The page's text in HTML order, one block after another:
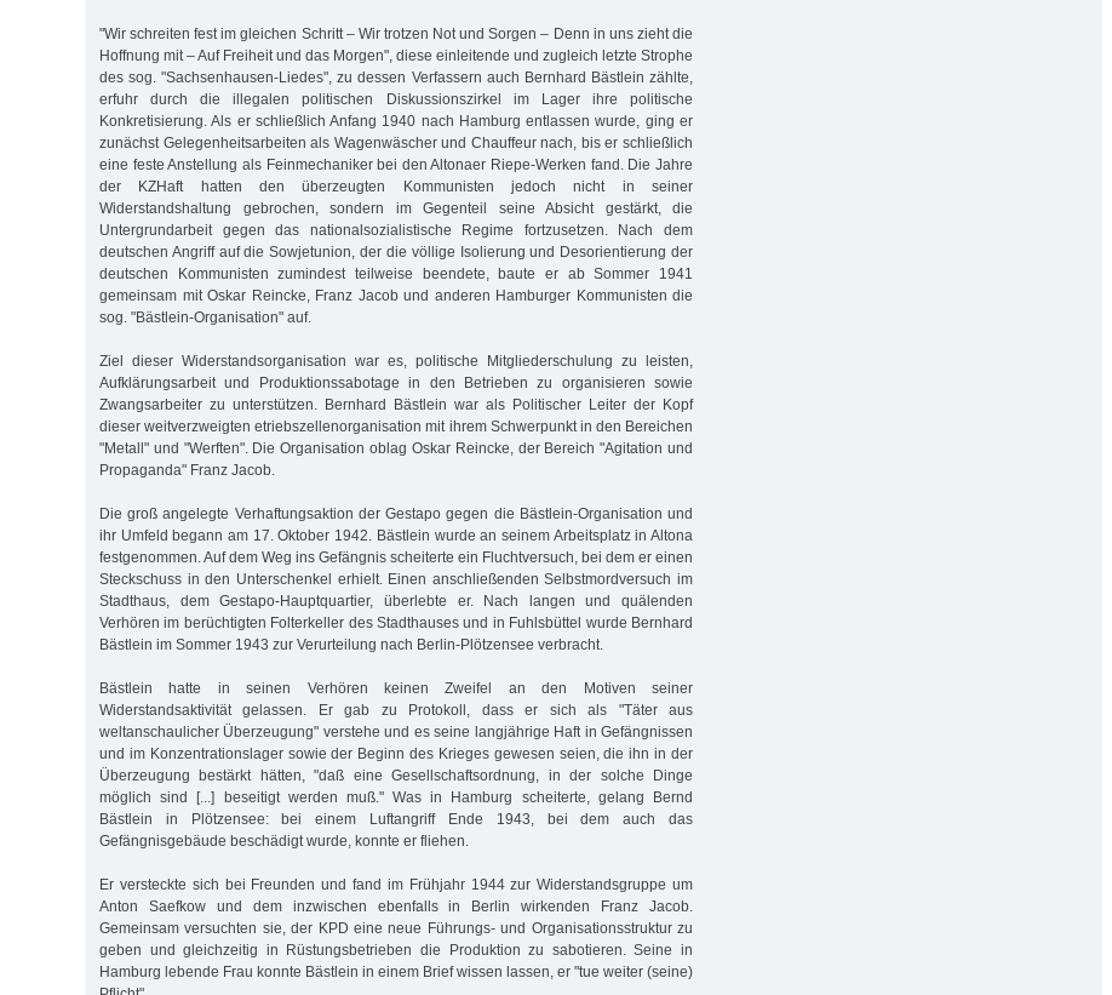
"Wir schreiten fest im gleichen Schritt – Wir trotzen Not und Sorgen – Denn in uns zieht die
Hoffnung mit – Auf Freiheit und das Morgen", diese einleitende und zugleich letzte Strophe
des sog. "Sachsenhausen-Liedes", zu dessen Verfassern auch Bernhard Bästlein zählte,
erfuhr durch die illegalen politischen Diskussionszirkel im Lager ihre politische
Konkretisierung. Als er schließlich Anfang 1940 nach Hamburg entlassen wurde, ging er
zunächst Gelegenheitsarbeiten als Wagenwäscher und Chauffeur nach, bis er schließlich
eine feste Anstellung als Feinmechaniker bei den Altonaer Riepe-Werken fand. Die Jahre
der KZHaft hatten den überzeugten Kommunisten jedoch nicht in seiner
Widerstandshaltung gebrochen, sondern im Gegenteil seine Absicht gestärkt, die
Untergrundarbeit gegen das nationalsozialistische Regime fortzusetzen. Nach dem
deutschen Angriff auf die Sowjetunion, der die völlige Isolierung und Desorientierung der
deutschen Kommunisten zumindest teilweise beendete, baute er ab Sommer 1941
gemeinsam mit Oskar Reincke, Franz Jacob und anderen Hamburger Kommunisten die
sog. "Bästlein-Organisation" auf.
Ziel dieser Widerstandsorganisation war es, politische Mitgliederschulung zu leisten,
Aufklärungsarbeit und Produktionssabotage in den Betrieben zu organisieren sowie
Zwangsarbeiter zu unterstützen. Bernhard Bästlein war als Politischer Leiter der Kopf
dieser weitverzweigten etriebszellenorganisation mit ihrem Schwerpunkt in den Bereichen
"Metall" und "Werften". Die Organisation oblag Oskar Reincke, der Bereich "Agitation und
Propaganda" Franz Jacob.
Die groß angelegte Verhaftungsaktion der Gestapo gegen die Bästlein-Organisation und
ihr Umfeld begann am 17. Oktober 1942. Bästlein wurde an seinem Arbeitsplatz in Altona
festgenommen. Auf dem Weg ins Gefängnis scheiterte ein Fluchtversuch, bei dem er einen
Steckschuss in den Unterschenkel erhielt. Einen anschließenden Selbstmordversuch im
Stadthaus, dem Gestapo-Hauptquartier, überlebte er. Nach langen und quälenden
Verhören im berüchtigten Folterkeller des Stadthauses und in Fuhlsbüttel wurde Bernhard
Bästlein im Sommer 1943 zur Verurteilung nach Berlin-Plötzensee verbracht.
Bästlein hatte in seinen Verhören keinen Zweifel an den Motiven seiner
Widerstandsaktivität gelassen. Er gab zu Protokoll, dass er sich als "Täter aus
weltanschaulicher Überzeugung" verstehe und es seine langjährige Haft in Gefängnissen
und im Konzentrationslager sowie der Beginn des Krieges gewesen seien, die ihn in der
Überzeugung bestärkt hätten, "daß eine Gesellschaftsordnung, in der solche Dinge
möglich sind [...] beseitigt werden muß." Was in Hamburg scheiterte, gelang Bernd
Bästlein in Plötzensee: bei einem Luftangriff Ende 1943, bei dem auch das
Gefängnisgebäude beschädigt wurde, konnte er fliehen.
Er versteckte sich bei Freunden und fand im Frühjahr 1944 zur Widerstandsgruppe um
Anton Saefkow und dem inzwischen ebenfalls in Berlin wirkenden Franz Jacob.
Gemeinsam versuchten sie, der KPD eine neue Führungs- und Organisationsstruktur zu
geben und gleichzeitig in Rüstungsbetrieben die Produktion zu sabotieren. Seine in
Hamburg lebende Frau konnte Bästlein in einem Brief wissen lassen, er "tue weiter (seine)